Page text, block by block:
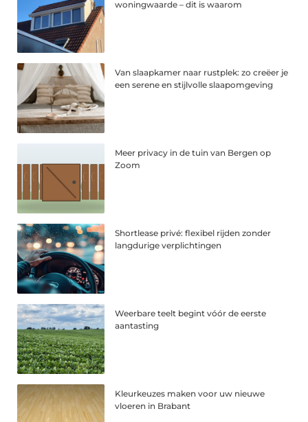
woningwaarde – dit is waarom
Van slaapkamer naar rustplek: zo creëer je
een serene en stijlvolle slaapomgeving
Meer privacy in de tuin van Bergen op
Zoom
Shortlease privé: flexibel rijden zonder
langdurige verplichtingen
Weerbare teelt begint vóór de eerste
aantasting
Kleurkeuzes maken voor uw nieuwe
vloeren in Brabant